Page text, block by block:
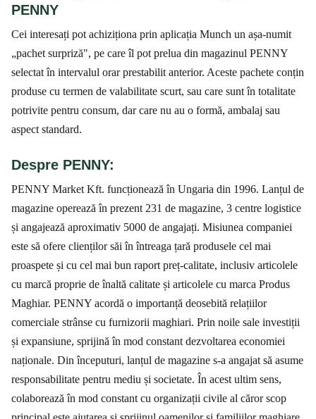
PENNY
Cei interesați pot achiziționa prin aplicația Munch un așa-numit
„pachet surpriză", pe care îl pot prelua din magazinul PENNY
selectat în intervalul orar prestabilit anterior. Aceste pachete conțin
produse cu termen de valabilitate scurt, sau care sunt în totalitate
potrivite pentru consum, dar care nu au o formă, ambalaj sau
aspect standard.
Despre PENNY:
PENNY Market Kft. funcționează în Ungaria din 1996. Lanțul de
magazine operează în prezent 231 de magazine, 3 centre logistice
și angajează aproximativ 5000 de angajați. Misiunea companiei
este să ofere clienților săi în întreaga țară produsele cel mai
proaspete și cu cel mai bun raport preț-calitate, inclusiv articolele
cu marcă proprie de înaltă calitate și articolele cu marca Produs
Maghiar. PENNY acordă o importanță deosebită relațiilor
comerciale strânse cu furnizorii maghiari. Prin noile sale investiții
și expansiune, sprijină în mod constant dezvoltarea economiei
naționale. Din începuturi, lanțul de magazine s-a angajat să asume
responsabilitate pentru mediu și societate. În acest ultim sens,
colaborează în mod constant cu organizații civile al căror scop